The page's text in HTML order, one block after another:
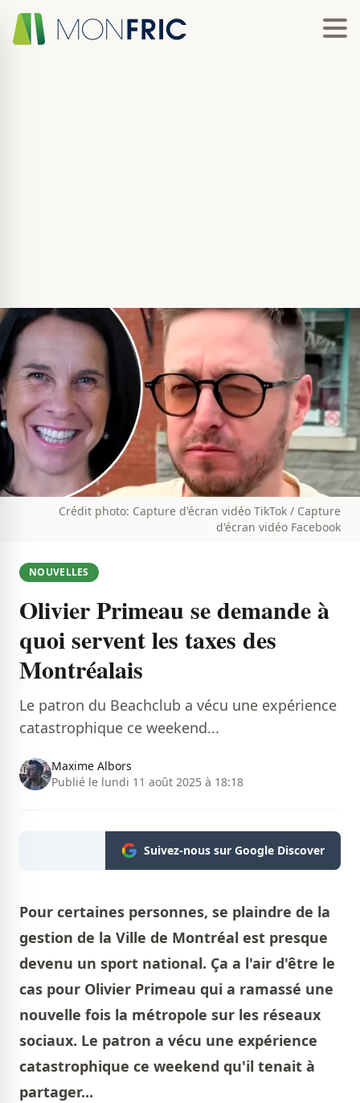
Crédit photo: Capture d'écran vidéo TikTok / Capture
d'écran vidéo Facebook
NOUVELLES
Olivier Primeau se demande à
quoi servent les taxes des
Montréalais
Le patron du Beachclub a vécu une expérience
catastrophique ce weekend...
Maxime Albors
Publié le lundi 11 août 2025 à 18:18
Suivez-nous sur Google Discover
Pour certaines personnes, se plaindre de la
gestion de la Ville de Montréal est presque
devenu un sport national. Ça a l'air d'être le
cas pour Olivier Primeau qui a ramassé une
nouvelle fois la métropole sur les réseaux
sociaux. Le patron a vécu une expérience
catastrophique ce weekend qu'il tenait à
partager...